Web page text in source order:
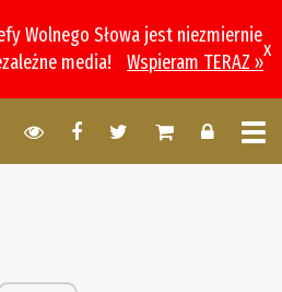
Wolnego Słowa jest niezmiernie
media!
Wspieram TERAZ »
x